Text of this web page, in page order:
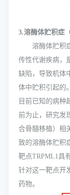
3.溶酶体贮积症
溶酶体贮积症
传性代谢疾病，
缺陷，导致机体
体中贮积引起的
目前已知的病种
前为止，研究发
合骨髓移植）相
致的溶酶体贮积
靶点TRPML1具
针对这一靶点开
药物。